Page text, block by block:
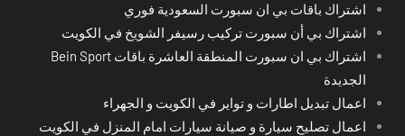
اشتراك باقات بي ان سبورت السعودية فوري
اشتراك بي أن سبورت تركيب رسيفر الشويخ في الكويت
اشتراك بي ان سبورت المنطقة العاشرة باقات Bein Sport
الجديدة
اعمال تبديل اطارات و تواير في الكويت و الجهراء
اعمال تصليح سيارة و صيانة سيارات امام المنزل في الكويت